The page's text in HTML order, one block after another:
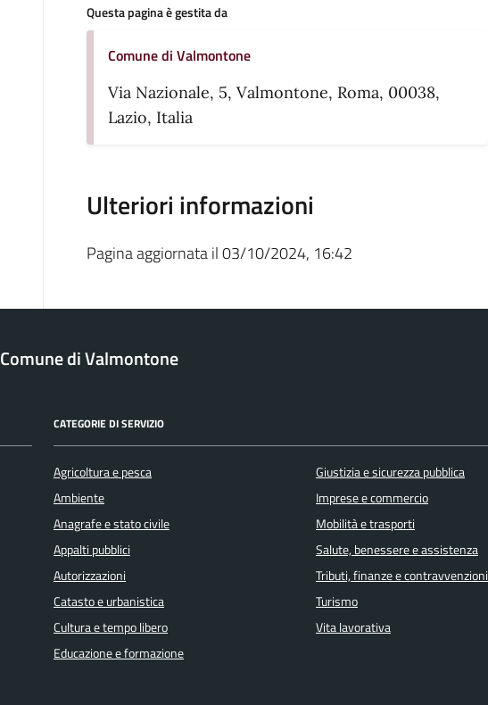
Questa pagina è gestita da
Comune di Valmontone
Via Nazionale, 5, Valmontone, Roma, 00038,
Lazio, Italia
Ulteriori informazioni
Pagina aggiornata il 03/10/2024, 16:42
Comune di Valmontone
CATEGORIE DI SERVIZIO
Agricoltura e pesca
Ambiente
Anagrafe e stato civile
Appalti pubblici
Autorizzazioni
Catasto e urbanistica
Cultura e tempo libero
Educazione e formazione
Giustizia e sicurezza pubblica
Imprese e commercio
Mobilità e trasporti
Salute, benessere e assistenza
Tributi, finanze e contravvenzioni
Turismo
Vita lavorativa